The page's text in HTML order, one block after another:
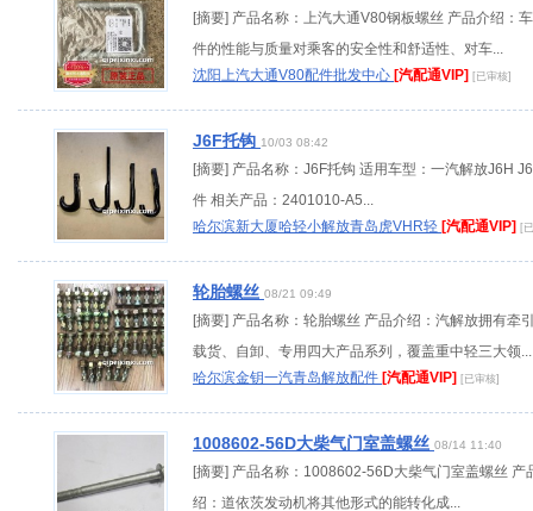
[摘要] 产品名称：上汽大通V80钢板螺丝 产品介绍：
件的性能与质量对乘客的安全性和舒适性、对车...
沈阳上汽大通V80配件批发中心 [汽配通VIP] [已审核]
J6F托钩 10/03 08:42
[摘要] 产品名称：J6F托钩 适用车型：一汽解放J6H
件 相关产品：2401010-A5...
哈尔滨新大厦哈轻小解放青岛虎VHR轻 [汽配通VIP] [
轮胎螺丝 08/21 09:49
[摘要] 产品名称：轮胎螺丝 产品介绍：汽解放拥有牵
载货、自卸、专用四大产品系列，覆盖重中轻三大领...
哈尔滨金钥一汽青岛解放配件 [汽配通VIP] [已审核]
1008602-56D大柴气门室盖螺丝 08/14 11:40
[摘要] 产品名称：1008602-56D大柴气门室盖螺丝 产
绍：道依茨发动机将其他形式的能转化成...